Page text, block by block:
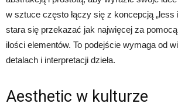
w sztuce często łączy się z koncepcją „less
stara się przekazać jak najwięcej za
ilości elementów. To podejście wymaga od
detalach i interpretacji dzieła.
Aesthetic w kulturze